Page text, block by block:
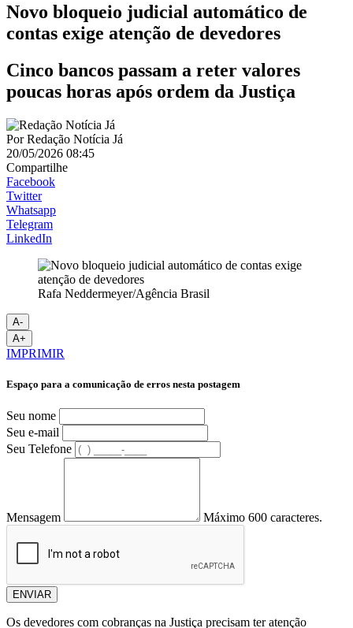
Novo bloqueio judicial automático de
contas exige atenção de devedores
Cinco bancos passam a reter valores
poucas horas após ordem da Justiça
PorRedação Notícia Já
20/05/2026 08:45
Compartilhe
Facebook
Twitter
Whatsapp
Telegram
LinkedIn
Rafa Neddermeyer/Agência Brasil
A-
A+
IMPRIMIR
Espaço para a comunicação de erros nesta postagem
Seu nome
Seu e-mail
Seu Telefone
Mensagem Máximo 600 caracteres.
ENVIAR
Os devedores com cobranças na Justiça precisam ter atenção